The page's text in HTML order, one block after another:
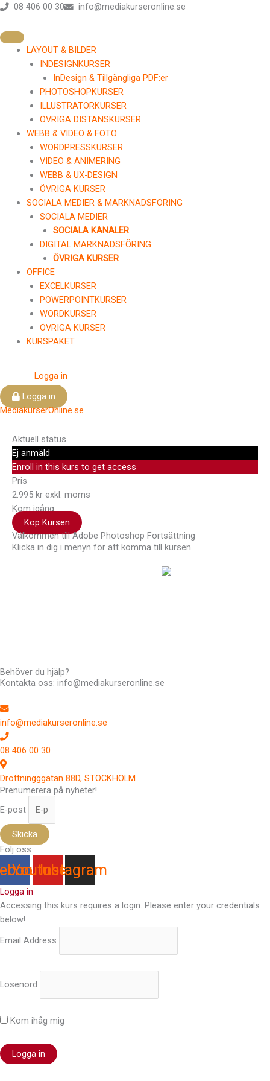
Hoppa
innehåll
08 406 00 30 info@mediakurseronline.se
LAYOUT & BILDER
INDESIGNKURSER
InDesign & Tillgängliga PDF:er
PHOTOSHOPKURSER
ILLUSTRATORKURSER
ÖVRIGA DISTANSKURSER
WEBB & VIDEO & FOTO
WORDPRESSKURSER
VIDEO & ANIMERING
WEBB & UX-DESIGN
ÖVRIGA KURSER
SOCIALA MEDIER & MARKNADSFÖRING
SOCIALA MEDIER
SOCIALA KANALER
DIGITAL MARKNADSFÖRING
ÖVRIGA KURSER
OFFICE
EXCELKURSER
POWERPOINTKURSER
WORDKURSER
ÖVRIGA KURSER
KURSPAKET
Logga in
Logga in
MediakurserOnline.se
Aktuell status
Ej anmäld
Enroll in this kurs to get access
Pris
2.995 kr exkl. moms
Kom igång
Köp Kursen
Välkommen till Adobe Photoshop Fortsättning
Klicka in dig i menyn för att komma till kursen
Behöver du hjälp?
Kontakta oss: info@mediakurseronline.se
info@mediakurseronline.se
08 406 00 30
Drottningggatan 88D, STOCKHOLM
Prenumerera på nyheter!
E-post
Skicka
Följ oss
YoutubeInstagram
Logga in
Accessing this kurs requires a login. Please enter your credentials
below!
Email Address
Lösenord
Kom ihåg mig